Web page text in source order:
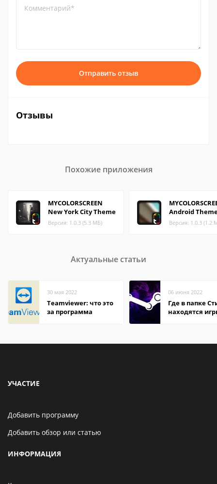
Комментарий*
Отправить отзыв
Отзывы
Похожие приложения
MYCOLORSCREEN
New York City Theme
Версия: 1.0.3 (5.3 МБ)
Android
Версия: 1.0.3 (1.2
Актуальные статьи
30 мая 2022
Teamviewer: что это
за программа
06 июня 2022
Где в папке
находятся
УЧАСТИЕ
Добавить программу
Добавить обзор или статью
ИНФОРМАЦИЯ